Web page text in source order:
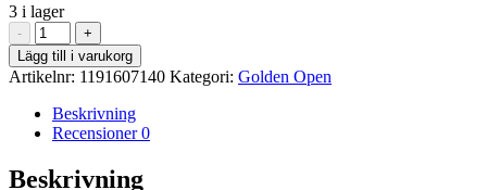
3 i lager
-
Cobalt
Blue
-
Golden
Open
59
mängd
+
Lägg till i varukorg
Artikelnr: 1191607140 Kategori: Golden Open
Beskrivning
Recensioner0
Beskrivning